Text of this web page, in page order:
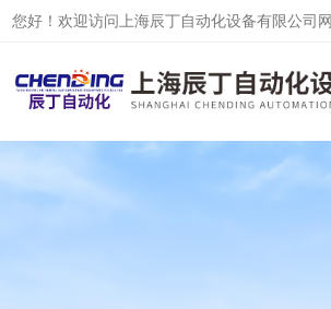
您好！欢迎访问上海辰丁自动化设备有限公司网